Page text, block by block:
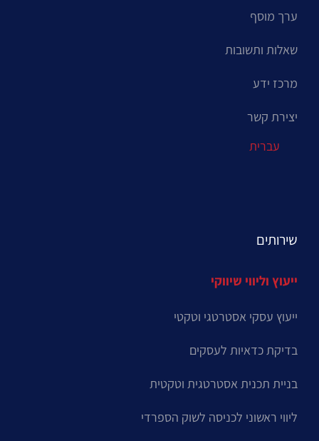
ערך מוסף
שאלות ותשובות
מרכז ידע
יצירת קשר
עברית
שירותים
ייעוץ וליווי שיווקי
ייעוץ עסקי אסטרטגי וטקטי
בדיקת כדאיות לעסקים
בניית תכנית אסטרטגית וטקטית
ליווי ראשוני לכניסה לשוק הספרדי